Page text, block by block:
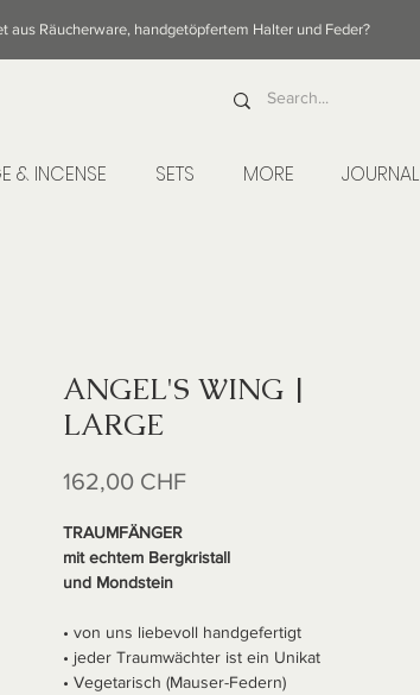
aus Räucherware, handgetöpfertem Halter und Feder?
& INCENSE SETS MORE JOURNAL
ANGEL'S WING |
LARGE
162,00 CHFPreis
TRAUMFÄNGER
mit echtem Bergkristall
und Mondstein
• von uns liebevoll handgefertigt
• jeder Traumwächter ist ein Unikat
• Vegetarisch (Mauser-Federn)